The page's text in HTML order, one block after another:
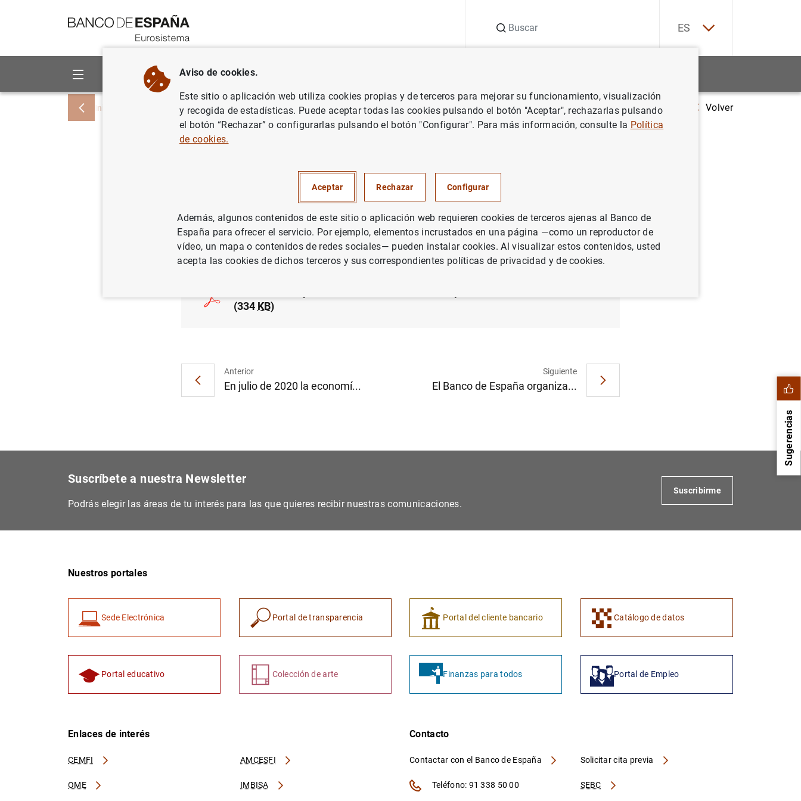
ES
Sobre el Banco Áreas de actuación
Inicio Noticias y eventos Noticias del Banco de España Notas de prensa del Banco de España El Banco de España mantiene el colchón de capital anticíclico en el 0%
Volver
capital anticíclico en el 0%
SUPERVISIÓN PRUDENCIAL, MUS
(334 KB)
Anterior
En julio de 2020 la economí...
Siguiente
El Banco de España organiza...
Sugerencias
Suscríbete a nuestra Newsletter
Podrás elegir las áreas de tu interés para las que quieres recibir nuestras comunicaciones.
Suscribirme
Nuestros portales
Sede Electrónica Portal de transparencia Portal del cliente bancario Catálogo de datos
Portal educativo Colección de arte Finanzas para todos Portal de Empleo
Enlaces de interés
CEMFI AMCESFI
OME IMBISA
Contacto
Contactar con el Banco de España
SEBC
Solicitar cita previa
Teléfono: 91 338 50 00
Aviso de cookies.
Este sitio o aplicación web utiliza cookies propias y de terceros para mejorar su funcionamiento, visualización
y recogida de estadísticas. Puede aceptar todas las cookies pulsando el botón "Aceptar", rechazarlas pulsando
el botón “Rechazar” o configurarlas pulsando el botón "Configurar". Para más información, consulte la Política
de cookies.
Aceptar Rechazar Configurar
Además, algunos contenidos de este sitio o aplicación web requieren cookies de terceros ajenas al Banco de
España para ofrecer el servicio. Por ejemplo, elementos incrustados en una página —como un reproductor de
vídeo, un mapa o contenidos de redes sociales— pueden instalar cookies. Al visualizar estos contenidos, usted
acepta las cookies de dichos terceros y sus correspondientes políticas de privacidad y de cookies.